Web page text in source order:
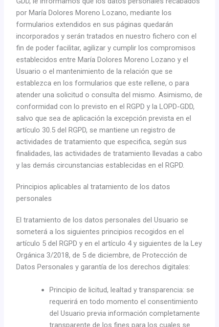
por María Dolores Moreno Lozano, mediante los
formularios extendidos en sus páginas quedarán
incorporados y serán tratados en nuestro fichero con el
fin de poder facilitar, agilizar y cumplir los compromisos
establecidos entre María Dolores Moreno Lozano y el
Usuario o el mantenimiento de la relación que se
establezca en los formularios que este rellene, o para
atender una solicitud o consulta del mismo. Asimismo, de
conformidad con lo previsto en el RGPD y la LOPD-GDD,
salvo que sea de aplicación la excepción prevista en el
artículo 30.5 del RGPD, se mantiene un registro de
actividades de tratamiento que especifica, según sus
finalidades, las actividades de tratamiento llevadas a cabo
y las demás circunstancias establecidas en el RGPD.
Principios aplicables al tratamiento de los datos
personales
El tratamiento de los datos personales del Usuario se
someterá a los siguientes principios recogidos en el
artículo 5 del RGPD y en el artículo 4 y siguientes de la Ley
Orgánica 3/2018, de 5 de diciembre, de Protección de
Datos Personales y garantía de los derechos digitales:
Principio de licitud, lealtad y transparencia: se
requerirá en todo momento el consentimiento
del Usuario previa información completamente
transparente de los fines para los cuales se